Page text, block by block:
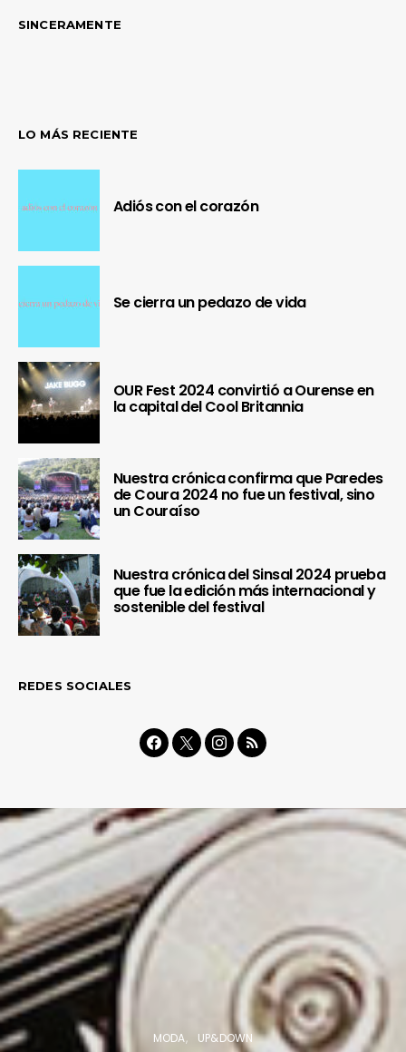
SINCERAMENTE
LO MÁS RECIENTE
Adiós con el corazón
Se cierra un pedazo de vida
OUR Fest 2024 convirtió a Ourense en
la capital del Cool Britannia
Nuestra crónica confirma que Paredes
de Coura 2024 no fue un festival, sino
un Couraíso
Nuestra crónica del Sinsal 2024 prueba
que fue la edición más internacional y
sostenible del festival
REDES SOCIALES
MODA UP&DOWN